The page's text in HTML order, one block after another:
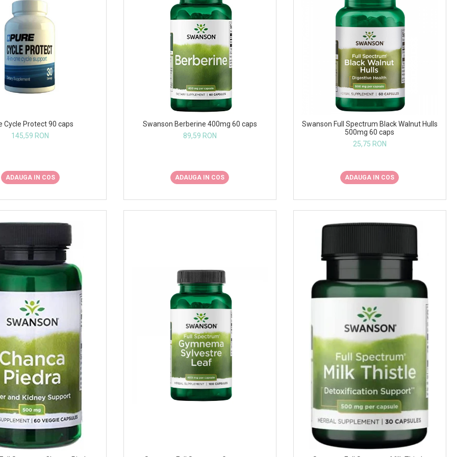
Cycle Protect 90 caps
145,59 RON
ADAUGA IN COS
Swanson Berberine 400mg 60 caps
89,59 RON
ADAUGA IN COS
Swanson Full Spectrum Black Walnut Hulls
500mg 60 caps
25,75 RON
ADAUGA IN COS